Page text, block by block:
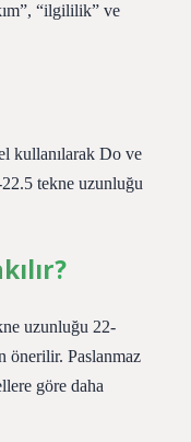
“ilgililik” ve
kullanılarak Do ve
tekne uzunluğu
uzunluğu 22-
önerilir. Paslanmaz
göre daha